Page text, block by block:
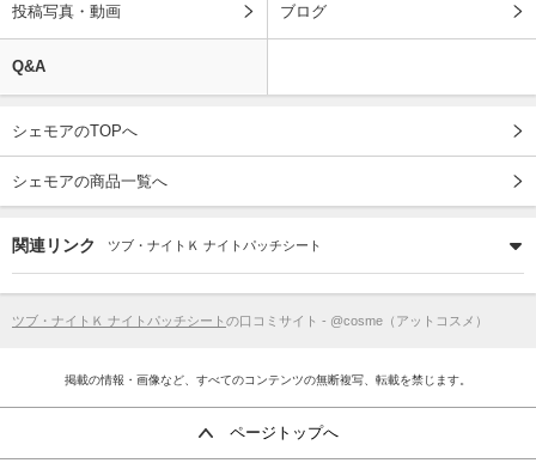
投稿写真・動画 ブログ
Q&A
シェモアのTOPへ
シェモアの商品一覧へ
関連リンク ツブ・ナイトＫ ナイトパッチシート
ツブ・ナイトＫ ナイトパッチシート の口コミサイト - @cosme（アットコスメ）
掲載の情報・画像など、すべてのコンテンツの無断複写、転載を禁じます。
ページトップへ